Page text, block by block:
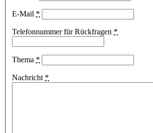
E-Mail *
Telefonnummer für Rückfragen *
Thema *
Nachricht *